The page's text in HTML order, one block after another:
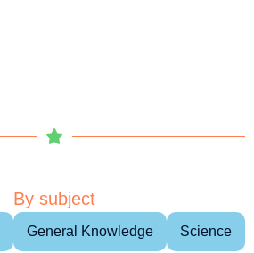
By subject
General Knowledge Science